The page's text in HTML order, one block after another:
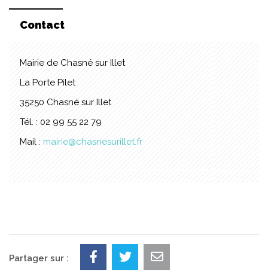
Contact
Mairie de Chasné sur Illet
La Porte Pilet
35250 Chasné sur Illet
Tél. : 02 99 55 22 79
Mail : mairie@chasnesurillet.fr
Partager sur :